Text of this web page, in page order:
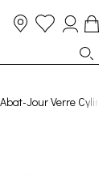
Abat-Jour Verre